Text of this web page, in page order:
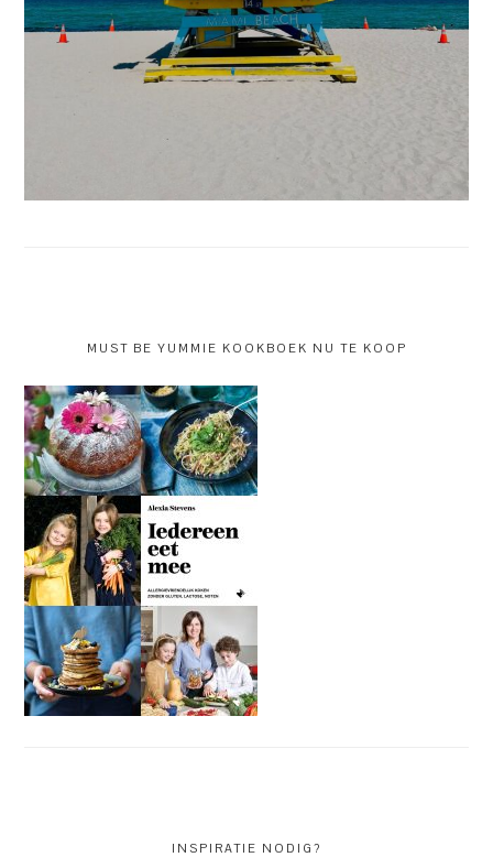
MUST BE YUMMIE KOOKBOEK NU TE KOOP
INSPIRATIE NODIG?